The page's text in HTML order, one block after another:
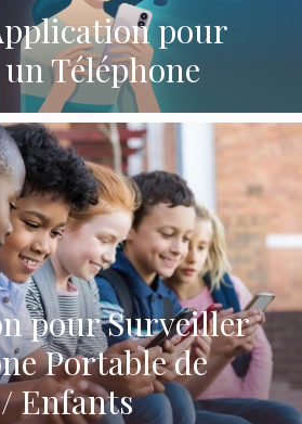
pour
Téléphone
pour Surveiller
Portable de
Enfants